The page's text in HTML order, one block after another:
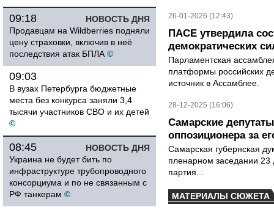
НОВОСТЬ ДНЯ
09:18
Продавцам на Wildberries подняли
цену страховки, включив в неё
последствия атак БПЛА ©
09:03
В вузах Петербурга бюджетные
места без конкурса заняли 3,4
тысячи участников СВО и их детей
©
НОВОСТЬ ДНЯ
08:45
Украина не будет бить по
инфраструктуре трубопроводного
консорциума и по не связанным с
РФ танкерам ©
26-01-2026 (12:43)
ПАСЕ утвердила
демократических
Парламентская
платформы российских
источник в Ассамблее.
28-12-2025 (16:06)
Самарские
оппозиционера за
Самарская губернская
пленарном заседании 23
партия...
МАТЕРИАЛЫ СЮЖЕТА